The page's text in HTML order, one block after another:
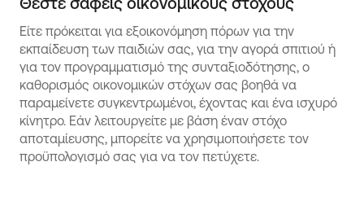
Είτε πρόκειται για εξοικονόμηση πόρων για την
εκπαίδευση των παιδιών σας, για την αγορά σπιτιού ή
για τον προγραμματισμό της συνταξιοδότησης, ο
καθορισμός οικονομικών στόχων σας βοηθά να
παραμείνετε συγκεντρωμένοι, έχοντας και ένα ισχυρό
κίνητρο. Εάν λειτουργείτε με βάση έναν στόχο
αποταμίευσης, μπορείτε να χρησιμοποιήσετε τον
προϋπολογισμό σας για να τον πετύχετε.